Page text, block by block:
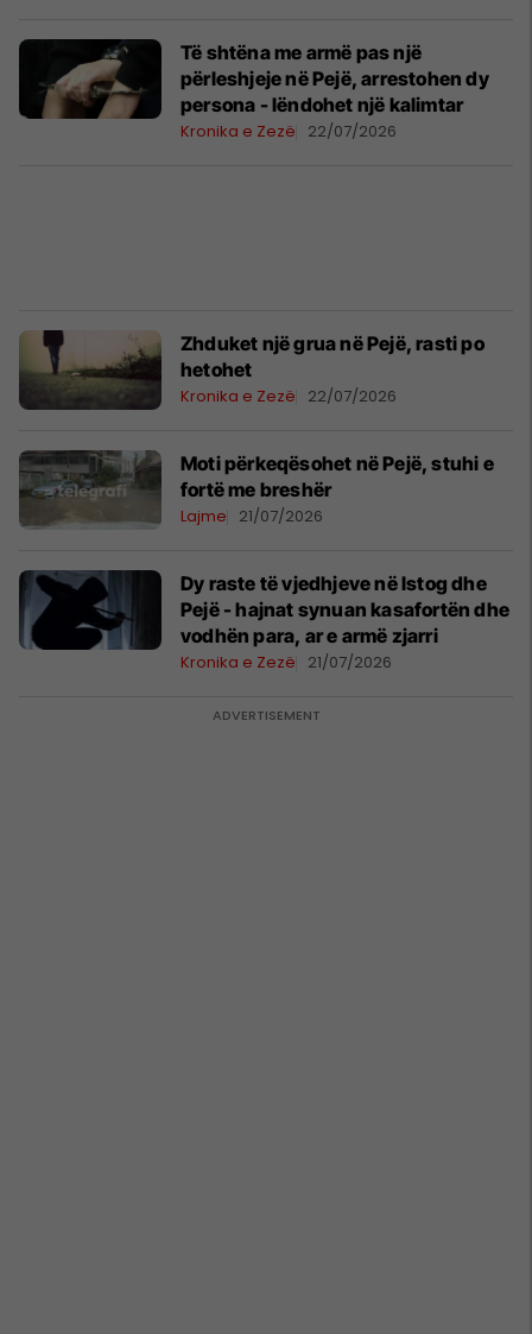
Të shtëna me armë pas një
përleshjeje në Pejë, arrestohen dy
persona - lëndohet një kalimtar
Kronika e Zezë 22/07/2026
Zhduket një grua në Pejë, rasti po
hetohet
Kronika e Zezë 22/07/2026
Moti përkeqësohet në Pejë, stuhi e
fortë me breshër
Lajme 21/07/2026
Dy raste të vjedhjeve në Istog dhe
Pejë - hajnat synuan kasafortën dhe
vodhën para, ar e armë zjarri
Kronika e Zezë 21/07/2026